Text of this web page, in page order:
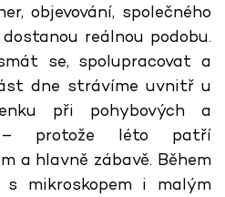
objevování, společného
reálnou podobu.
se, spolupracovat a
dne strávíme uvnitř u
při pohybových a
– protože léto patří
a hlavně zábavě. Během
mikroskopem i malým